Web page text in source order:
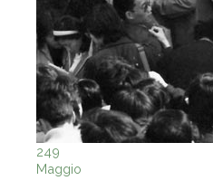
249
Maggio